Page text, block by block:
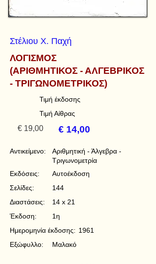
Στέλιου Χ. Παχή
ΛΟΓΙΣΜΟΣ
(ΑΡΙΘΜΗΤΙΚΟΣ - ΑΛΓΕΒΡΙΚΟΣ
- ΤΡΙΓΩΝΟΜΕΤΡΙΚΟΣ)
Τιμή έκδοσης
Τιμή Αίθρας
€ 19,00 € 14,00
Αντικείμενο:
Εκδόσεις:
Αριθμητική - Άλγεβρα -
Τριγωνομετρία
Αυτοέκδοση
Σελίδες:
144
Διαστάσεις:
14 x 21
Έκδοση:
1η
Ημερομηνία έκδοσης: 1961
Εξώφυλλο:
Μαλακό